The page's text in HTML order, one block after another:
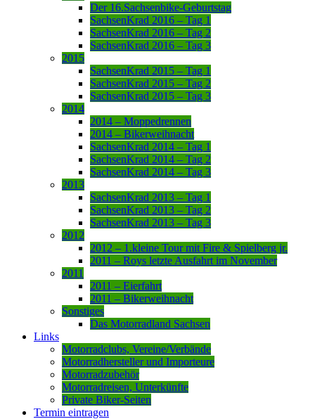
Der 16.Sachsenbike-Geburtstag
SachsenKrad 2016 – Tag 1
SachsenKrad 2016 – Tag 2
SachsenKrad 2016 – Tag 3
2015
SachsenKrad 2015 – Tag 1
SachsenKrad 2015 – Tag 2
SachsenKrad 2015 – Tag 3
2014
2014 – Moppedrennen
2014 – Bikerweihnacht
SachsenKrad 2014 – Tag 1
SachsenKrad 2014 – Tag 2
SachsenKrad 2014 – Tag 3
2013
SachsenKrad 2013 – Tag 1
SachsenKrad 2013 – Tag 2
SachsenKrad 2013 – Tag 3
2012
2012 – 1.kleine Tour mit Fire & Spielberg jr.
2011 – Roys letzte Ausfahrt im November
2011
2011 – Eierfahrt
2011 – Bikerweihnacht
Sonstiges
Das Motorradland Sachsen
Links
Motorradclubs, Vereine/Verbände
Motorradhersteller und Importeure
Motorradzubehör
Motorradreisen, Unterkünfte
Private Biker-Seiten
Termin eintragen